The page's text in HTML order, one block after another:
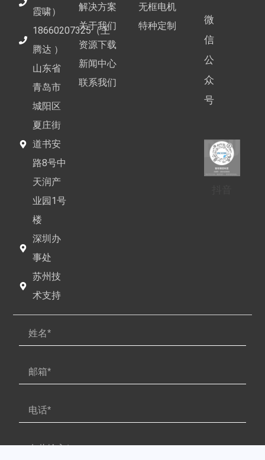
霞啸）
18660207325（王
腾达 ）
山东省
青岛市
城阳区
夏庄街
道书安
路8号中
天润产
业园1号
楼
深圳办
事处
苏州技
术支持
解决方案
关于我们
资源下载
新闻中心
联系我们
无框电机
特种定制
微
信
公
众
号